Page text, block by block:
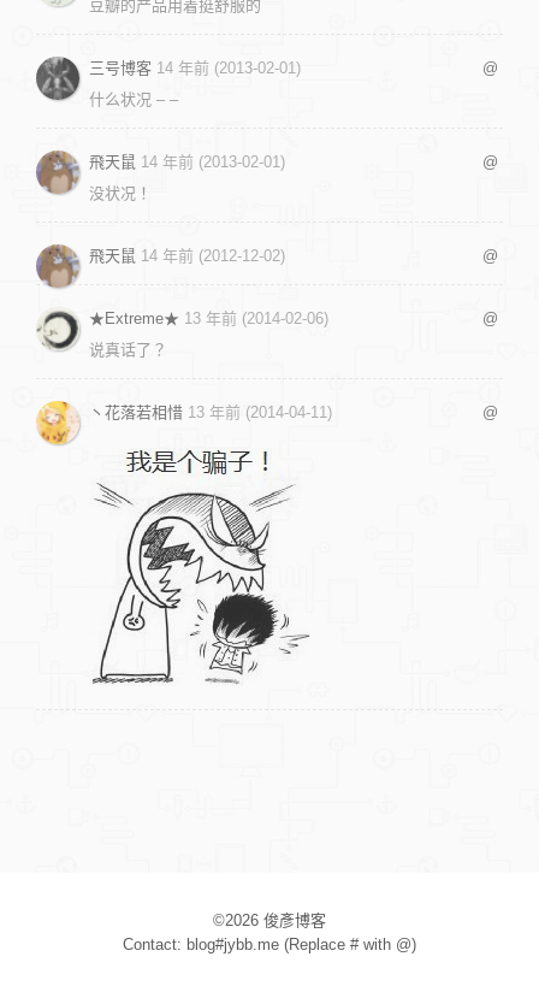
豆瓣的产品用着挺舒服的
三号博客 14 年前 (2013-02-01)
@
什么状况 – –
飛天鼠 14 年前 (2013-02-01)
@
没状况！
飛天鼠 14 年前 (2012-12-02) @
★Extreme★ 13 年前 (2014-02-06)
@
说真话了？
丶花落若相惜 13 年前 (2014-04-11) @
©2026 俊彥博客
Contact: blog#jybb.me (Replace # with @)